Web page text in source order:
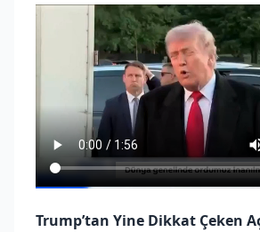
Trump’tan Yine Dikkat Çeken